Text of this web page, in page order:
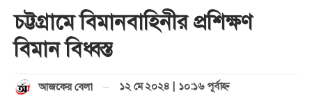
চট্টগ্রামে বিমানবাহিনীর প্রশিক্ষণ
বিমান বিধ্বস্ত
আজকের বেলা ১২ মে ২০২৪ | ১০:১৬ পূর্বাহ্ণ